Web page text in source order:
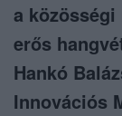
a
erős
Hankó
Innovációs